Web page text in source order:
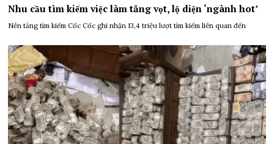
Nhu cầu tìm kiếm việc làm tăng vọt, lộ diện ‘ngành hot’
Nền tảng tìm kiếm Cốc Cốc ghi nhận 13,4 triệu lượt tìm kiếm liên quan đến